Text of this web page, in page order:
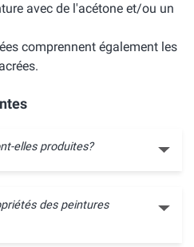
avec de l'acétone et/ou un
comprennent également les
elles produites?
des peintures